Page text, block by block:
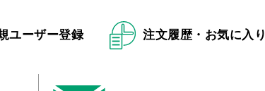
ユーザー登録 注文履歴・お気に入り